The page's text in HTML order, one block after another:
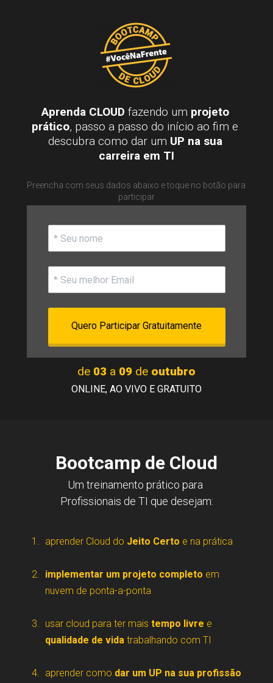
Aprenda CLOUD fazendo um projeto
prático, passo a passo do início ao fim e
descubra como dar um UP na sua
carreira em TI
Quero Participar Gratuitamente
ONLINE, AO VIVO E GRATUITO
de 03 a 09 de outubro
Preencha com seus dados abaixo e toque no botão para
participar
Um treinamento prático para
Profissionais de TI que desejam:
aprender Cloud do Jeito Certo e na prática
implementar um projeto completo em
nuvem de ponta-a-ponta
usar cloud para ter mais tempo livre
qualidade de vida trabalhando com TI
aprender como dar um UP na sua profissão
Bootcamp de Cloud